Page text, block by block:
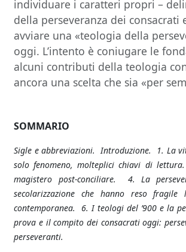
individuare i caratteri propri –
della perseveranza dei
avviare una «teologia della
oggi. L’intento è coniugare le
alcuni contributi della teologia
ancora una scelta che sia «per
SOMMARIO
Sigle e abbreviazioni. Introduzione. 1. La
solo fenomeno, molteplici chiavi di
magistero post-conciliare. 4. La
secolarizzazione che hanno reso
contemporanea. 6. I teologi del ’900 e la
prova e il compito dei consacrati oggi:
perseveranti.